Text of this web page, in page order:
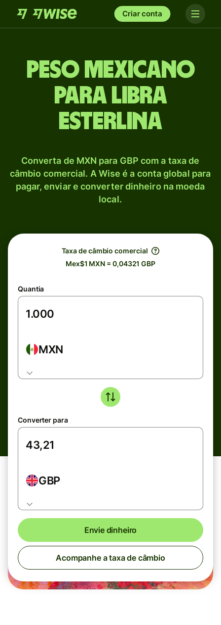
Criar conta
Peso mexicano
para Libra
esterlina
Converta de MXN para GBP com a taxa de
câmbio comercial. A Wise é a conta global para
pagar, enviar e converter dinheiro na moeda
local.
Taxa de câmbio comercial
Mex$1 MXN = 0,04321 GBP
Quantia
MXN
Converter para
GBP
Envie dinheiro
Acompanhe a taxa de câmbio